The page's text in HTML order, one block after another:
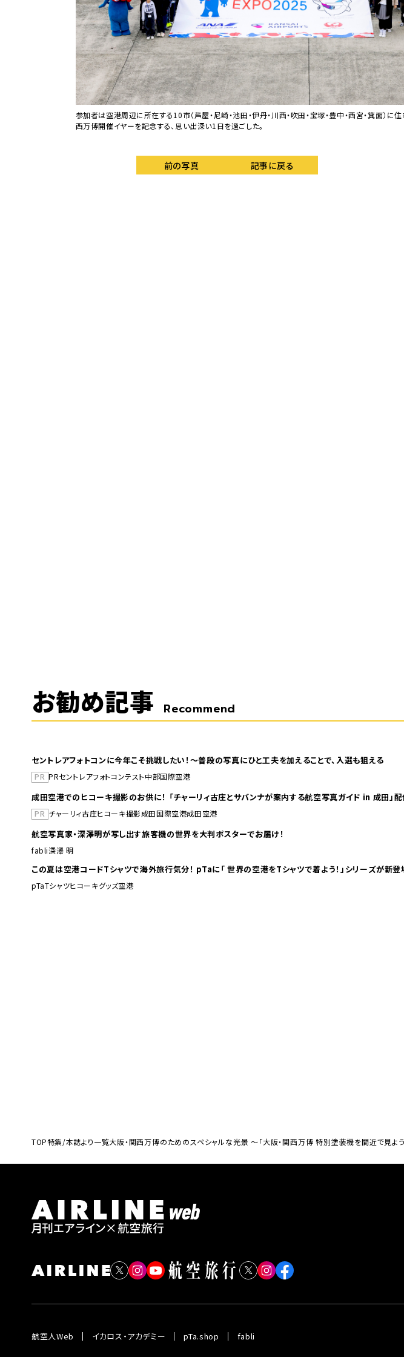
参加者は空港周辺に所在する10市（芦屋・尼崎・池田・伊丹・川西・吹田・宝塚・豊中・西宮・箕面）に住
西万博開催イヤーを記念する、思い出深い1日を過ごした。
前の写真 記事に戻る
お勧め記事 Recommend
セントレアフォトコンに今年こそ挑戦したい！～普段の写真にひと工夫を加えることで、入選も狙える
PR PRセントレアフォトコンテスト中部国際空港
成田空港でのヒコーキ撮影のお供に！ 「チャーリィ古庄とサバンナが案内する航空写真ガイド in 成田」
PR チャーリィ古庄ヒコーキ撮影成田国際空港成田空港
航空写真家・深澤明が写し出す旅客機の世界を大判ポスターでお届け！
fabli深澤 明
この夏は空港コードTシャツで海外旅行気分！ pTaに「 世界の空港をTシャツで着よう！」シリーズが新
pTaTシャツヒコーキグッズ空港
TOP特集/本誌より一覧大阪・関西万博のためのスペシャルな光景 〜「大阪・関西万博 特別塗装機を間近で見よう
航空人Web イカロス・アカデミー pTa.shop fabli